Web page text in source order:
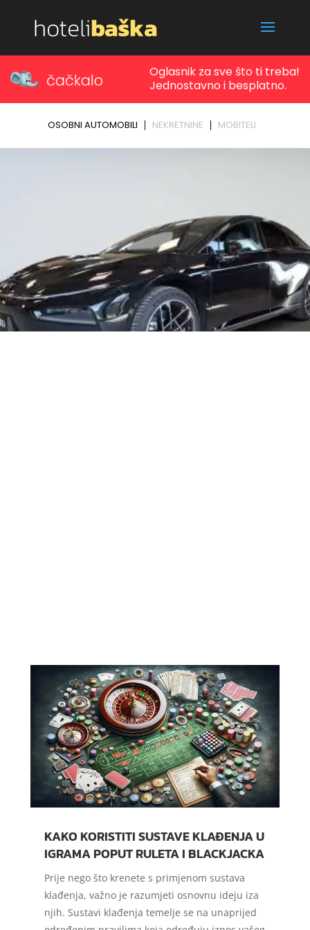
KAKO KORISTITI SUSTAVE KLAĐENJA U
IGRAMA POPUT RULETA I BLACKJACKA
Prije nego što krenete s primjenom sustava
klađenja, važno je razumjeti osnovnu ideju iza
njih. Sustavi klađenja temelje se na unaprijed